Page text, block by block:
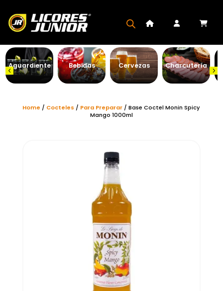
Aguardiente Bebidas Cervezas Charcutería
Home / Cocteles / Para Preparar / Base Coctel Monin Spicy
Mango 1000ml